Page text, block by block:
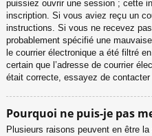
puissiez ouvrir une session ; cette
inscription. Si vous aviez reçu un
instructions. Si vous ne recevez
probablement spécifié une
le courrier électronique a été filtré
certain que l’adresse de courrier
était correcte, essayez de
Pourquoi ne puis-je pas
Plusieurs raisons peuvent en être